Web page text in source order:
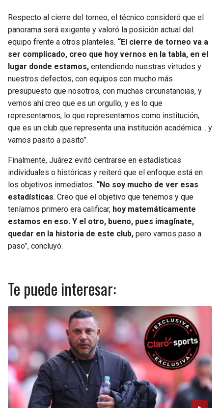
Respecto al cierre del torneo, el técnico consideró que el
panorama será exigente y valoró la posición actual del
equipo frente a otros planteles. “El cierre de torneo va a
ser complicado, creo que hoy vernos en la tabla, en el
lugar donde estamos, entendiendo nuestras virtudes y
nuestros defectos, con equipos con mucho más
presupuesto que nosotros, con muchas circunstancias, y
vernos ahí creo que es un orgullo, y es lo que
representamos, lo que representamos como institución,
que es un club que representa una institución académica… y
vamos pasito a pasito”.
Finalmente, Juárez evitó centrarse en estadísticas
individuales o históricas y reiteró que el enfoque está en
los objetivos inmediatos. “No soy mucho de ver esas
estadísticas. Creo que el objetivo que tenemos y que
teníamos primero era calificar, hoy matemáticamente
estamos en eso. Y el otro, bueno, pues imagínate,
quedar en la historia de este club, pero vamos paso a
paso”, concluyó.
Te puede interesar: